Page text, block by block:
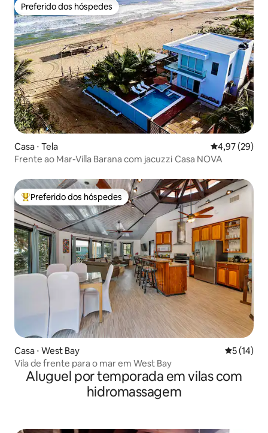
Preferido dos hóspedes
Preferido dos hóspedes
Casa ⋅ Tela 4,97 de uma
4,97 (29)
Frente ao Mar-Villa Barana com jacuzzi Casa NOVA
Entre os melhores preferidos dos hóspedes
Preferido dos hóspedes
Casa ⋅ West Bay 5 de uma
5 (14)
Vila de frente para o mar em West Bay
Aluguel por temporada em vilas com
hidromassagem